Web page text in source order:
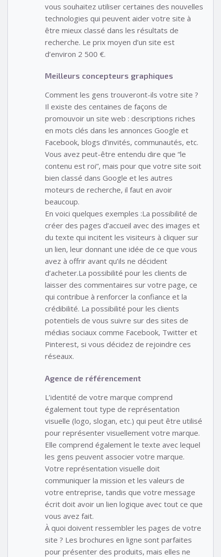
vous souhaitez utiliser certaines des nouvelles
technologies qui peuvent aider votre site à
être mieux classé dans les résultats de
recherche. Le prix moyen d’un site est
d’environ 2 500 €.
Meilleurs concepteurs graphiques
Comment les gens trouveront-ils votre site ?
Il existe des centaines de façons de
promouvoir un site web : descriptions riches
en mots clés dans les annonces Google et
Facebook, blogs d’invités, communautés, etc.
Vous avez peut-être entendu dire que “le
contenu est roi”, mais pour que votre site soit
bien classé dans Google et les autres
moteurs de recherche, il faut en avoir
beaucoup.
En voici quelques exemples :La possibilité de
créer des pages d’accueil avec des images et
du texte qui incitent les visiteurs à cliquer sur
un lien, leur donnant une idée de ce que vous
avez à offrir avant qu’ils ne décident
d’acheter.La possibilité pour les clients de
laisser des commentaires sur votre page, ce
qui contribue à renforcer la confiance et la
crédibilité. La possibilité pour les clients
potentiels de vous suivre sur des sites de
médias sociaux comme Facebook, Twitter et
Pinterest, si vous décidez de rejoindre ces
réseaux.
Agence de référencement
L’identité de votre marque comprend
également tout type de représentation
visuelle (logo, slogan, etc.) qui peut être utilisé
pour représenter visuellement votre marque.
Elle comprend également le texte avec lequel
les gens peuvent associer votre marque.
Votre représentation visuelle doit
communiquer la mission et les valeurs de
votre entreprise, tandis que votre message
écrit doit avoir un lien logique avec tout ce que
vous avez fait.
À quoi doivent ressembler les pages de votre
site ? Les brochures en ligne sont parfaites
pour présenter des produits, mais elles ne